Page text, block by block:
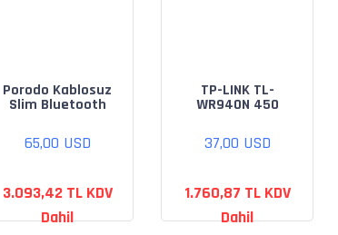
Porodo Kablosuz
Slim Bluetooth
Seti
65,00 USD
3.093,42 TL KDV
Dahil
TP-LINK TL-
WR940N 450
37,00 USD
1.760,87 TL KDV
Dahil